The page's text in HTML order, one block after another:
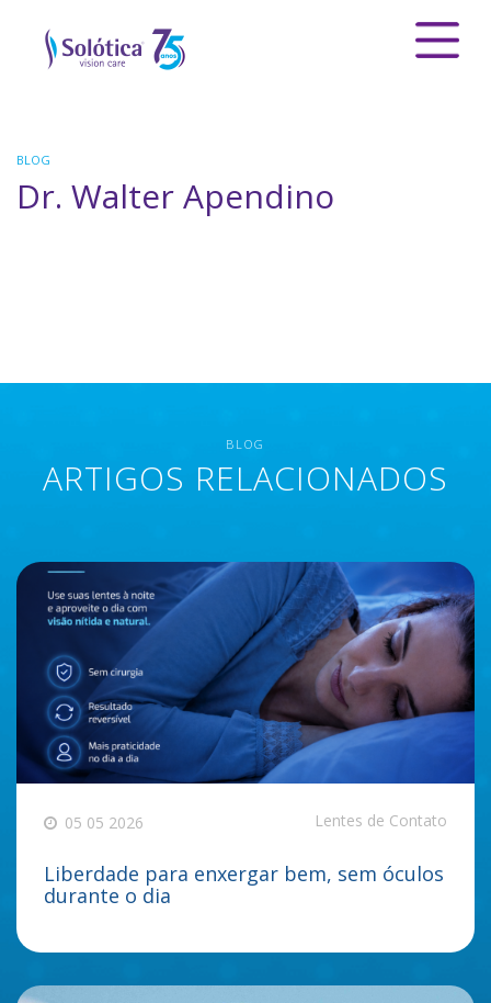
BLOG
Dr. Walter Apendino
BLOG
ARTIGOS RELACIONADOS
05 05 2026 Lentes de Contato
Liberdade para enxergar bem, sem óculos
durante o dia